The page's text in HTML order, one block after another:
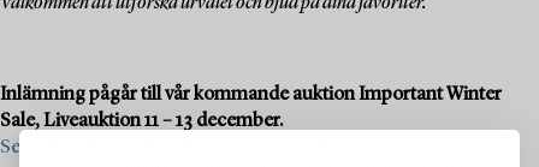
Inlämning pågår till vår kommande auktion Important Winter
Sale, Liveauktion 11 – 13 december.
Se vad vi söker och kontakta oss för värdering >